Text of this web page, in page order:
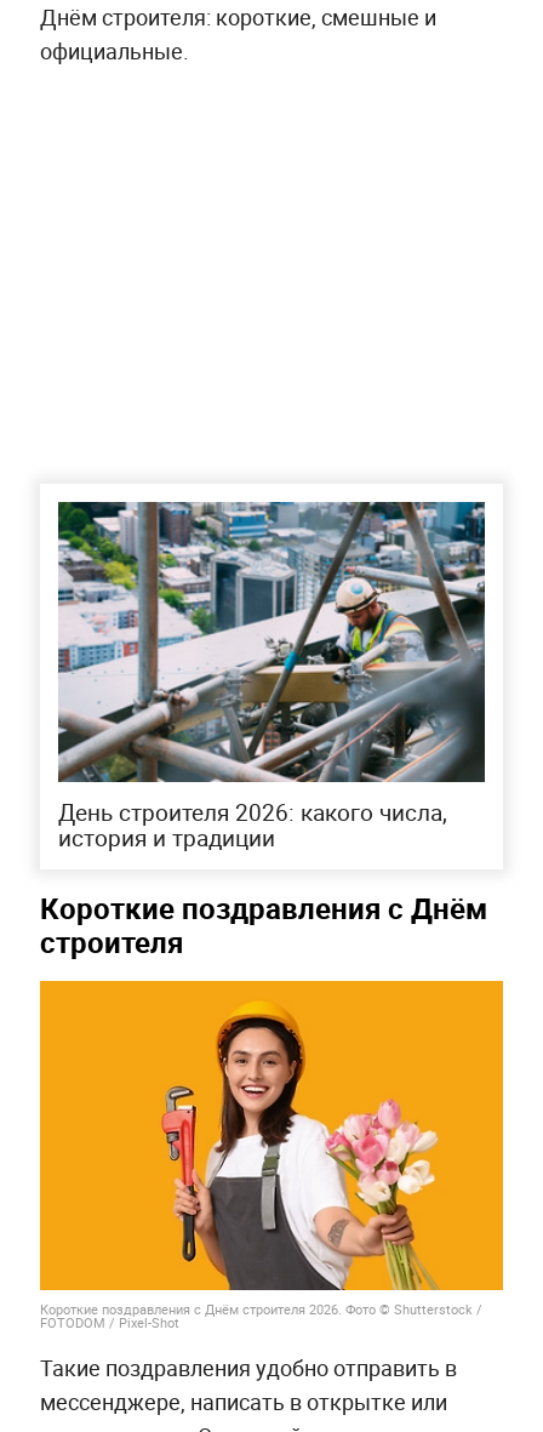
Днём строителя: короткие, смешные и
официальные.
День строителя 2026: какого числа,
история и традиции
Короткие поздравления с Днём
строителя
Короткие поздравления с Днём строителя 2026. Фото © Shutterstock /
FOTODOM / Pixel-Shot
Такие поздравления удобно отправить в
мессенджере, написать в открытке или